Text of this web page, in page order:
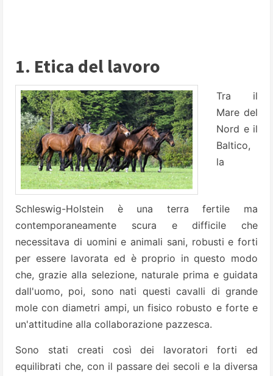
1. Etica del lavoro
Tra il
Mare del
Nord e il
Baltico,
la
Schleswig-Holstein è una terra fertile ma
contemporaneamente scura e difficile che
necessitava di uomini e animali sani, robusti e forti
per essere lavorata ed è proprio in questo modo
che, grazie alla selezione, naturale prima e guidata
dall'uomo, poi, sono nati questi cavalli di grande
mole con diametri ampi, un fisico robusto e forte e
un'attitudine alla collaborazione pazzesca.
Sono stati creati così dei lavoratori forti ed
equilibrati che, con il passare dei secoli e la diversa